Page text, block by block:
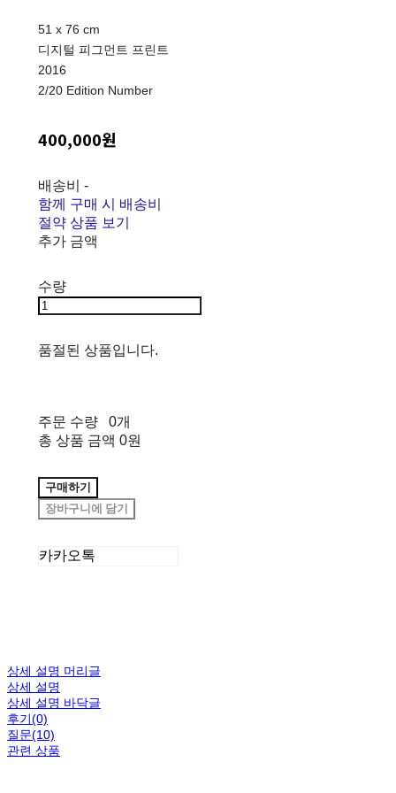
51 x 76 cm
디지털 피그먼트 프린트
2016
2/20 Edition Number
400,000원
배송비 -
함께 구매 시 배송비
절약 상품 보기
추가 금액
수량
품절된 상품입니다.
주문 수량
0개
총 상품 금액 0원
구매하기
장바구니에 담기
카카오톡
상세 설명 머리글
상세 설명
상세 설명 바닥글
후기(0)
질문(10)
관련 상품